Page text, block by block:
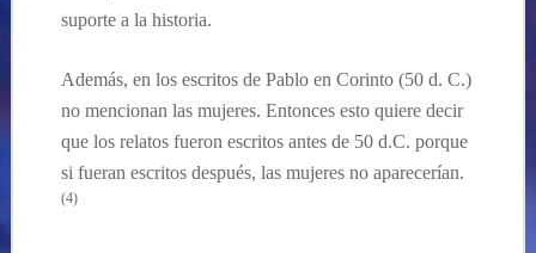
suporte a la historia.
Además, en los escritos de Pablo en Corinto (50 d. C.)
no mencionan las mujeres. Entonces esto quiere decir
que los relatos fueron escritos antes de 50 d.C. porque
si fueran escritos después, las mujeres no aparecerían.
(4)